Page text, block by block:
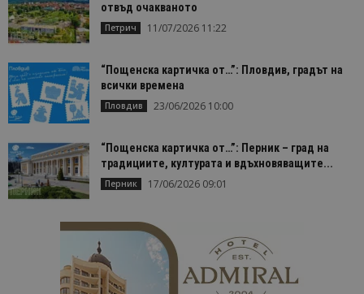
отвъд очакваното
Петрич 11/07/2026 11:22
“Пощенска картичка от…”: Пловдив, градът на
всички времена
Пловдив 23/06/2026 10:00
“Пощенска картичка от…”: Перник – град на
традициите, културата и вдъхновяващите...
Перник 17/06/2026 09:01
Строго необходимите бисквитки позволяват
основната функционалност на уебсайта, като
потребителско влизане и управление на
правилно без строго необходими бисквитки.
Име
Домейн
cookie_notice_accepted